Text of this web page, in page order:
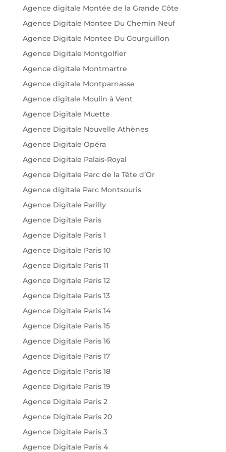
Agence digitale Montée de la Grande Côte
Agence Digitale Montee Du Chemin Neuf
Agence Digitale Montee Du Gourguillon
Agence Digitale Montgolfier
Agence digitale Montmartre
Agence digitale Montparnasse
Agence digitale Moulin à Vent
Agence Digitale Muette
Agence Digitale Nouvelle Athènes
Agence Digitale Opéra
Agence Digitale Palais-Royal
Agence Digitale Parc de la Tête d’Or
Agence digitale Parc Montsouris
Agence Digitale Parilly
Agence Digitale Paris
Agence Digitale Paris 1
Agence Digitale Paris 10
Agence Digitale Paris 11
Agence Digitale Paris 12
Agence Digitale Paris 13
Agence Digitale Paris 14
Agence Digitale Paris 15
Agence Digitale Paris 16
Agence Digitale Paris 17
Agence Digitale Paris 18
Agence Digitale Paris 19
Agence Digitale Paris 2
Agence Digitale Paris 20
Agence Digitale Paris 3
Agence Digitale Paris 4